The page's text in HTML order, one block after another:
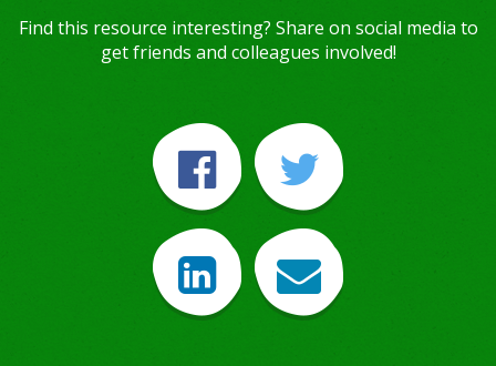
Find this resource interesting? Share on social media to
get friends and colleagues involved!